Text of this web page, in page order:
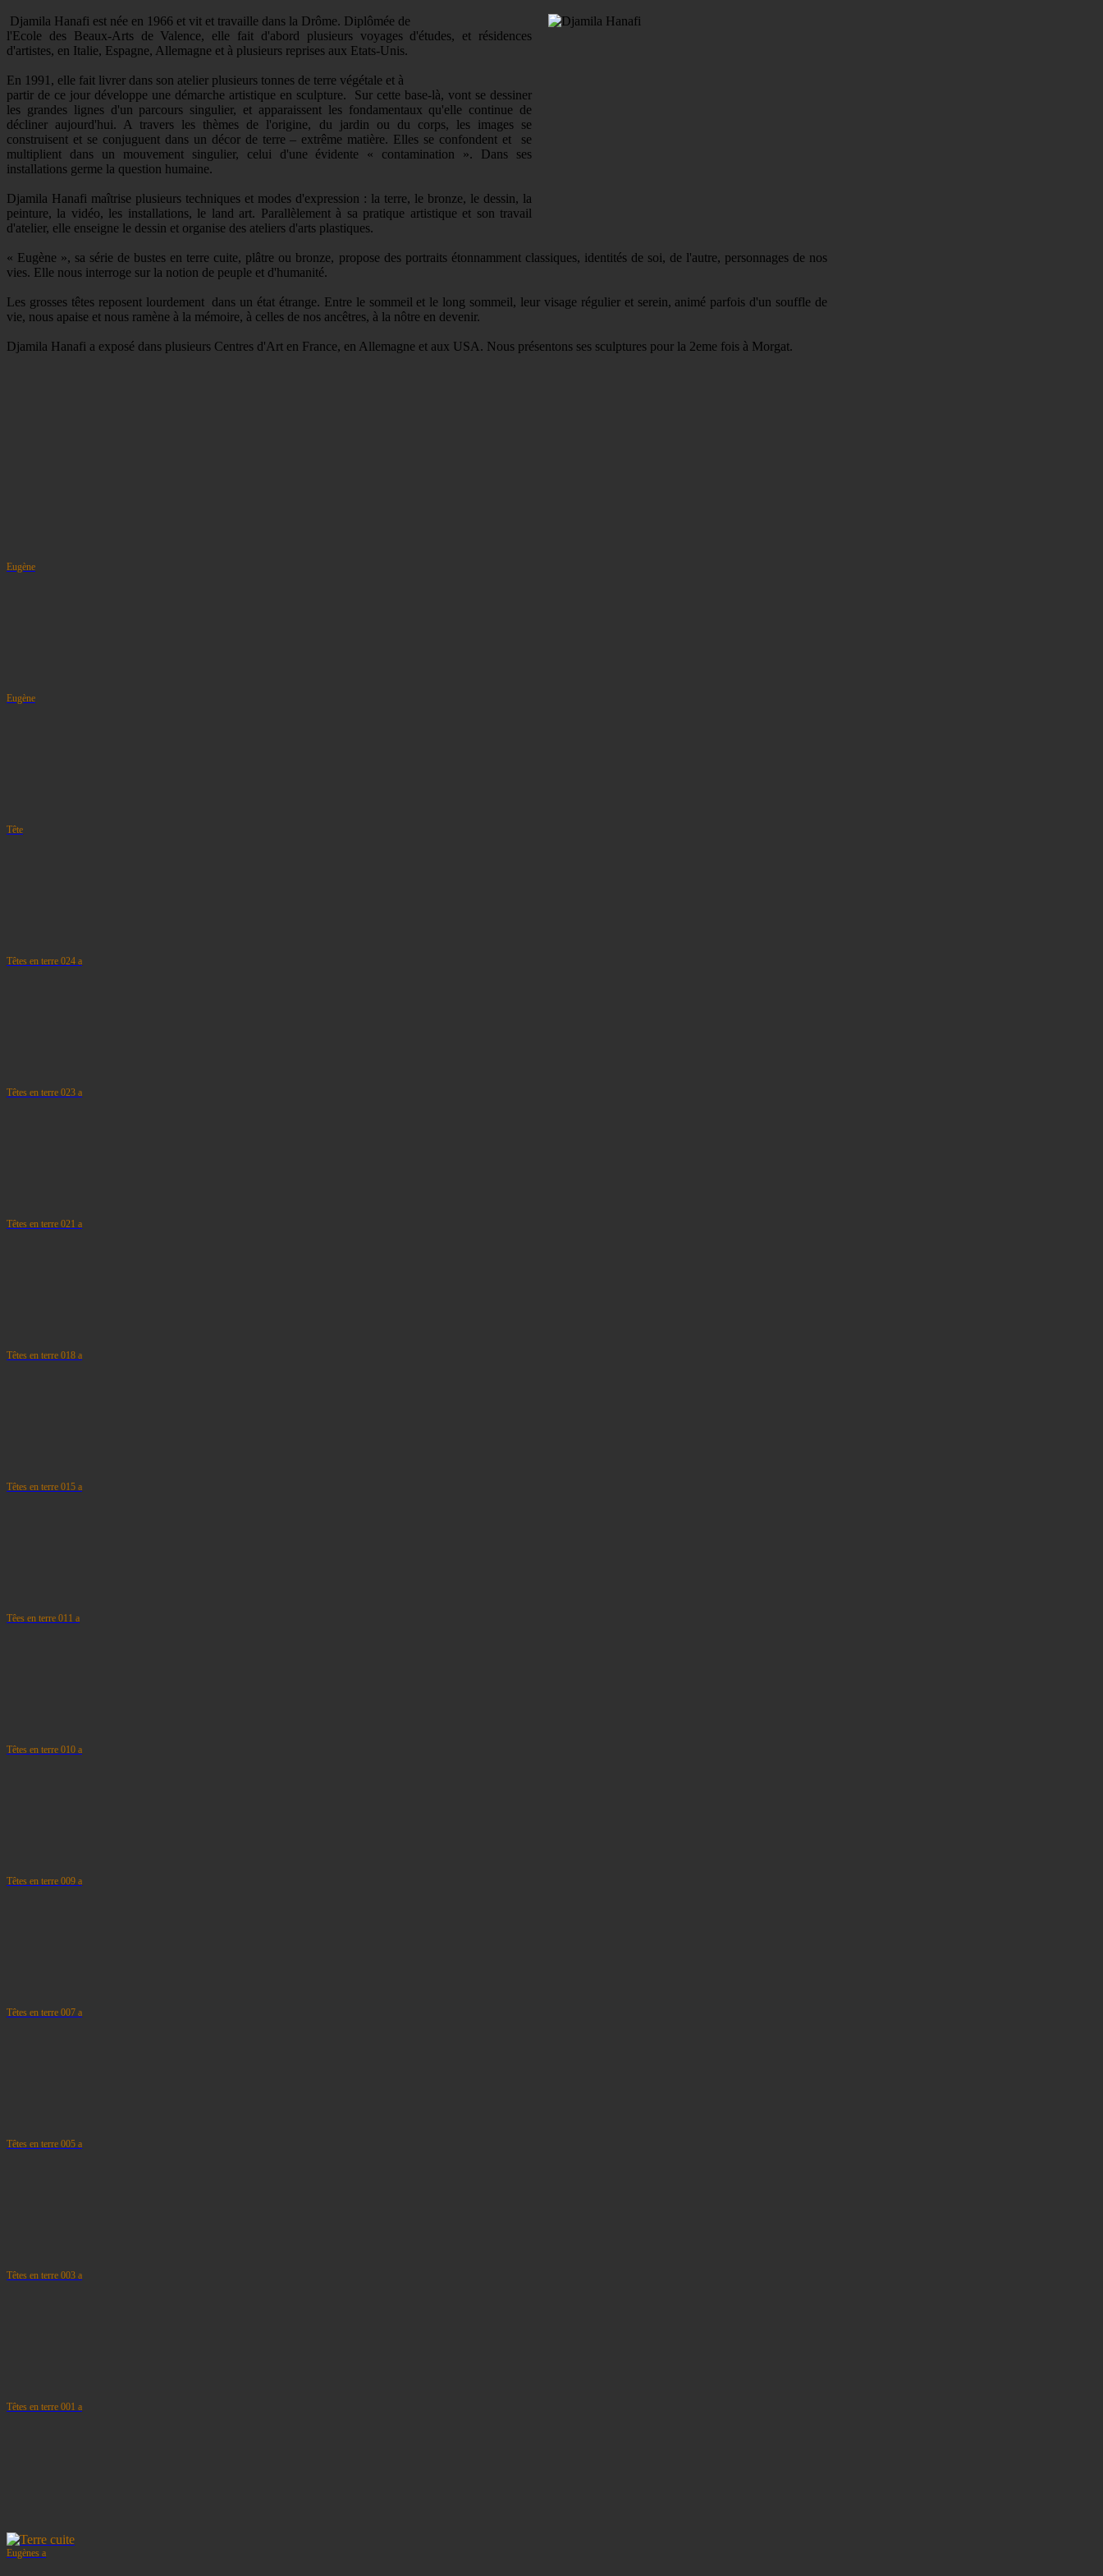
Djamila Hanafi est née en 1966 et vit et travaille dans la Drôme. Diplômée de
l'Ecole des Beaux-Arts de Valence, elle fait d'abord plusieurs voyages d'études, et résidences
d'artistes, en Italie, Espagne, Allemagne et à plusieurs reprises aux Etats-Unis.
En 1991, elle fait livrer dans son atelier plusieurs tonnes de terre végétale et à
partir de ce jour développe une démarche artistique en sculpture. Sur cette base-là, vont se dessiner
les grandes lignes d'un parcours singulier, et apparaissent les fondamentaux qu'elle continue de
décliner aujourd'hui. A travers les thèmes de l'origine, du jardin ou du corps, les images se
construisent et se conjuguent dans un décor de terre – extrême matière. Elles se confondent et se
multiplient dans un mouvement singulier, celui d'une évidente « contamination ». Dans ses
installations germe la question humaine.
Djamila Hanafi maîtrise plusieurs techniques et modes d'expression : la terre, le bronze, le dessin, la
peinture, la vidéo, les installations, le land art. Parallèlement à sa pratique artistique et son travail
d'atelier, elle enseigne le dessin et organise des ateliers d'arts plastiques.
« Eugène », sa série de bustes en terre cuite, plâtre ou bronze, propose des portraits étonnamment classiques, identités de soi, de l'autre, personnages de nos
vies. Elle nous interroge sur la notion de peuple et d'humanité.
Les grosses têtes reposent lourdement dans un état étrange. Entre le sommeil et le long sommeil, leur visage régulier et serein, animé parfois d'un souffle de
vie, nous apaise et nous ramène à la mémoire, à celles de nos ancêtres, à la nôtre en devenir.
Djamila Hanafi a exposé dans plusieurs Centres d'Art en France, en Allemagne et aux USA. Nous présentons ses sculptures pour la 2eme fois à Morgat.
Eugène
Eugène
Tête
Têtes en terre 024 a
Têtes en terre 023 a
Têtes en terre 021 a
Têtes en terre 018 a
Têtes en terre 015 a
Têes en terre 011 a
Têtes en terre 010 a
Têtes en terre 009 a
Têtes en terre 007 a
Têtes en terre 005 a
Têtes en terre 003 a
Têtes en terre 001 a
Eugènes a